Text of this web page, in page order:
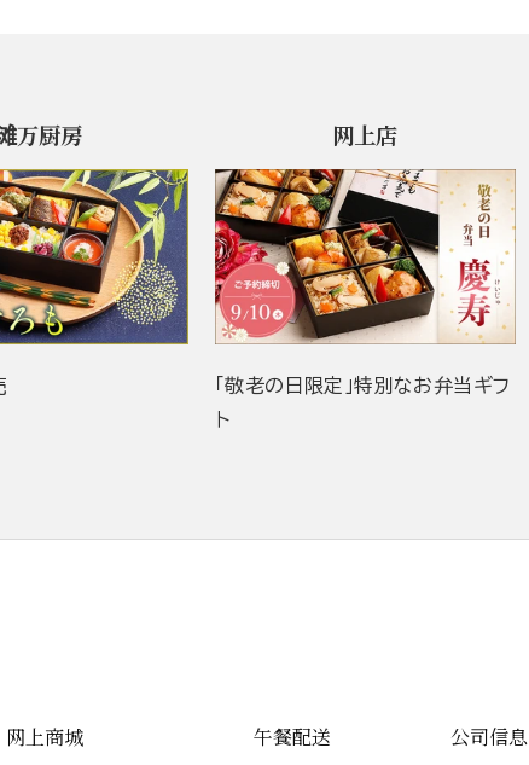
万厨房 网上店
「敬老の日限定」特別なお弁当ギフ
ト
网上商城 午餐配送 公司信息